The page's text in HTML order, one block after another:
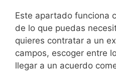
Este apartado funciona
de lo que puedas
quieres contratar a un
campos, escoger entre
llegar a un acuerdo